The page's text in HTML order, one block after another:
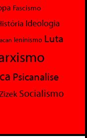
Fascismo
Ideologia
leninismo Luta
Psicanalise
Socialismo